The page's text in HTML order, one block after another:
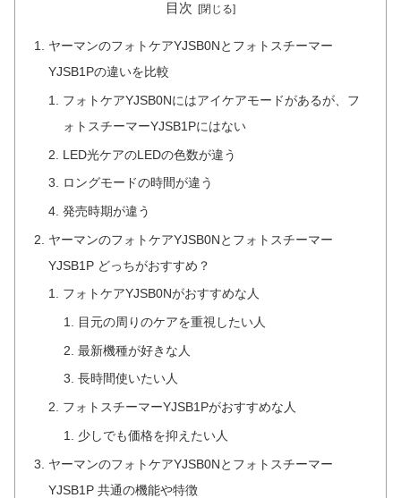
目次
ヤーマンのフォトケアYJSB0Nとフォトスチーマー
YJSB1Pの違いを比較
フォトケアYJSB0Nにはアイケアモードがあるが、フ
ォトスチーマーYJSB1Pにはない
LED光ケアのLEDの色数が違う
ロングモードの時間が違う
発売時期が違う
ヤーマンのフォトケアYJSB0Nとフォトスチーマー
YJSB1P どっちがおすすめ？
フォトケアYJSB0Nがおすすめな人
目元の周りのケアを重視したい人
最新機種が好きな人
長時間使いたい人
フォトスチーマーYJSB1Pがおすすめな人
少しでも価格を抑えたい人
ヤーマンのフォトケアYJSB0Nとフォトスチーマー
YJSB1P 共通の機能や特徴